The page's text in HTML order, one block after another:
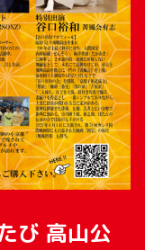
び 高山公